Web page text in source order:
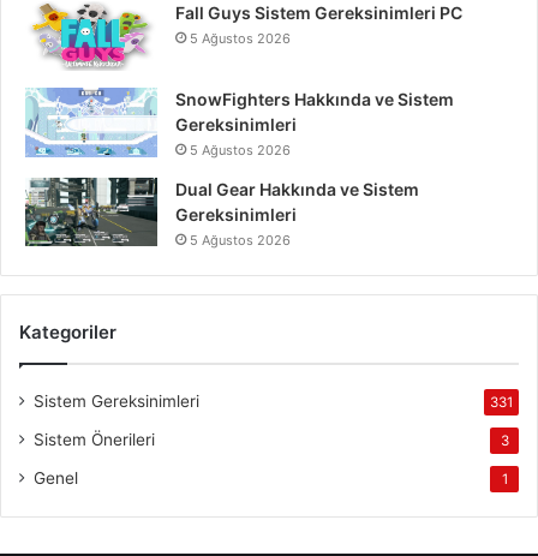
Fall Guys Sistem Gereksinimleri PC
5 Ağustos 2026
SnowFighters Hakkında ve Sistem
Gereksinimleri
5 Ağustos 2026
Dual Gear Hakkında ve Sistem
Gereksinimleri
5 Ağustos 2026
Kategoriler
Sistem Gereksinimleri 331
Sistem Önerileri 3
Genel 1